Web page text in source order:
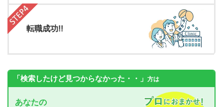
転職成功!!
「検索したけど見つからなかった・・」 方は
あなたの